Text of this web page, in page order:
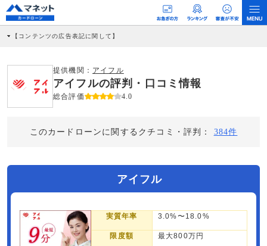
【コンテンツの広告表記に関して】
社に対して企業から紹介報酬が支払われるという収益モデルです。 ただし、特定の
商品を根拠なくPRするものではなく、当編集部の調査／ユーザーへの口コミ収集な
どに基づき、公平性を担保した情報提供を行っています。
>提携企業一覧
提供機関： アイフル
アイフルの評判・口コミ情報
総合評価 4.0
このカードローンに関するクチコミ・評判： 384件
アイフル
実質年率 3.0%〜18.0%
限度額 最大800万円